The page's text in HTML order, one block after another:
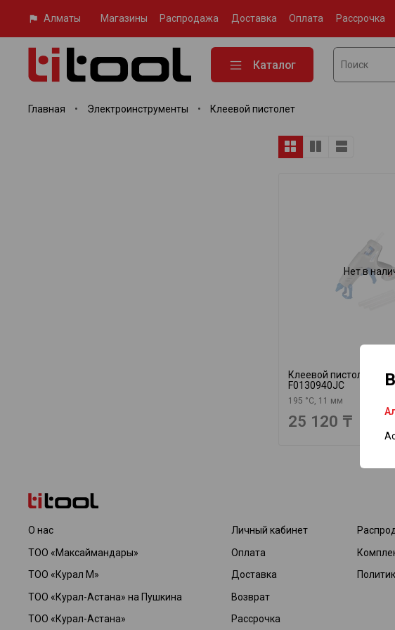
Алматы Магазины Распродажа Доставка Оплата Рассрочка
Каталог
Главная Электроинструменты Клеевой пистолет
Нет в
Клеевой пистолет 940
F0130940JC
195 °C, 11 мм
25 120 ₸
О нас
ТОО «Максаймандары»
ТОО «Курал М»
ТОО «Курал-Астана» на Пушкина
ТОО «Курал-Астана»
Личный кабинет
Оплата
Доставка
Возврат
Рассрочка